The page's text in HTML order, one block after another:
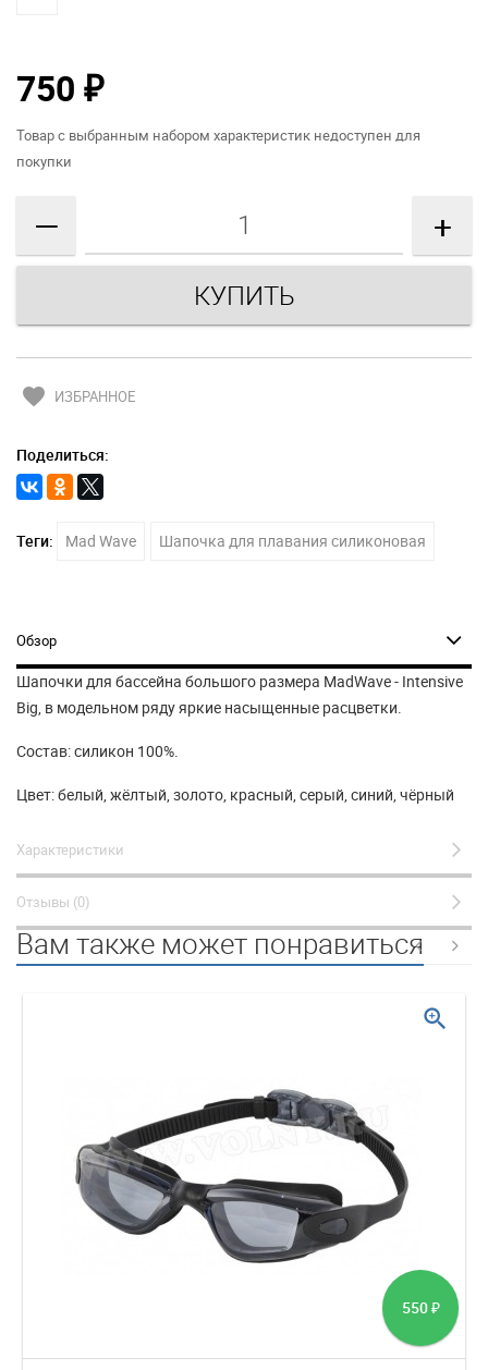
750 ₽
Товар с выбранным набором характеристик недоступен для
покупки
— +
favorite ИЗБРАННОЕ
Поделиться:
Теги: Mad Wave Шапочка для плавания силиконовая
Обзор
Шапочки для бассейна большого размера MadWave - Intensive
Big, в модельном ряду яркие насыщенные расцветки.
Состав: силикон 100%.
Цвет: белый, жёлтый, золото, красный, серый, синий, чёрный
Характеристики
Отзывы (0)
Вам также может понравиться
550 ₽
zoom_in